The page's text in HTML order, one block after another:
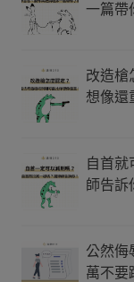
一篇帶
改造槍
想像還
自首就
師告訴
公然侮
萬不要